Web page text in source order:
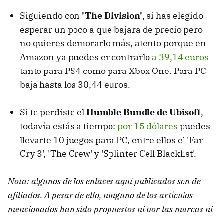
Siguiendo con 'The Division', si has elegido
esperar un poco a que bajara de precio pero
no quieres demorarlo más, atento porque en
Amazon ya puedes encontrarlo a 39,14 euros
tanto para PS4 como para Xbox One. Para PC
baja hasta los 30,44 euros.
Si te perdiste el Humble Bundle de Ubisoft,
todavía estás a tiempo: por 15 dólares puedes
llevarte 10 juegos para PC, entre ellos el 'Far
Cry 3', 'The Crew' y 'Splinter Cell Blacklist'.
Nota: algunos de los enlaces aquí publicados son de
afiliados. A pesar de ello, ninguno de los artículos
mencionados han sido propuestos ni por las marcas ni